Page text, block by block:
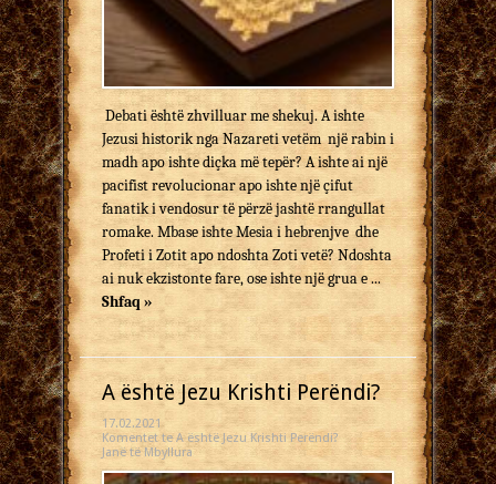
Debati është zhvilluar me shekuj. A ishte
Jezusi historik nga Nazareti vetëm një rabin i
madh apo ishte diçka më tepër? A ishte ai një
pacifist revolucionar apo ishte një çifut
fanatik i vendosur të përzë jashtë rrangullat
romake. Mbase ishte Mesia i hebrenjve dhe
Profeti i Zotit apo ndoshta Zoti vetë? Ndoshta
ai nuk ekzistonte fare, ose ishte një grua e ...
Shfaq »
A është Jezu Krishti Perëndi?
17.02.2021
Komentette A është Jezu Krishti Perëndi?
Janë të Mbyllura